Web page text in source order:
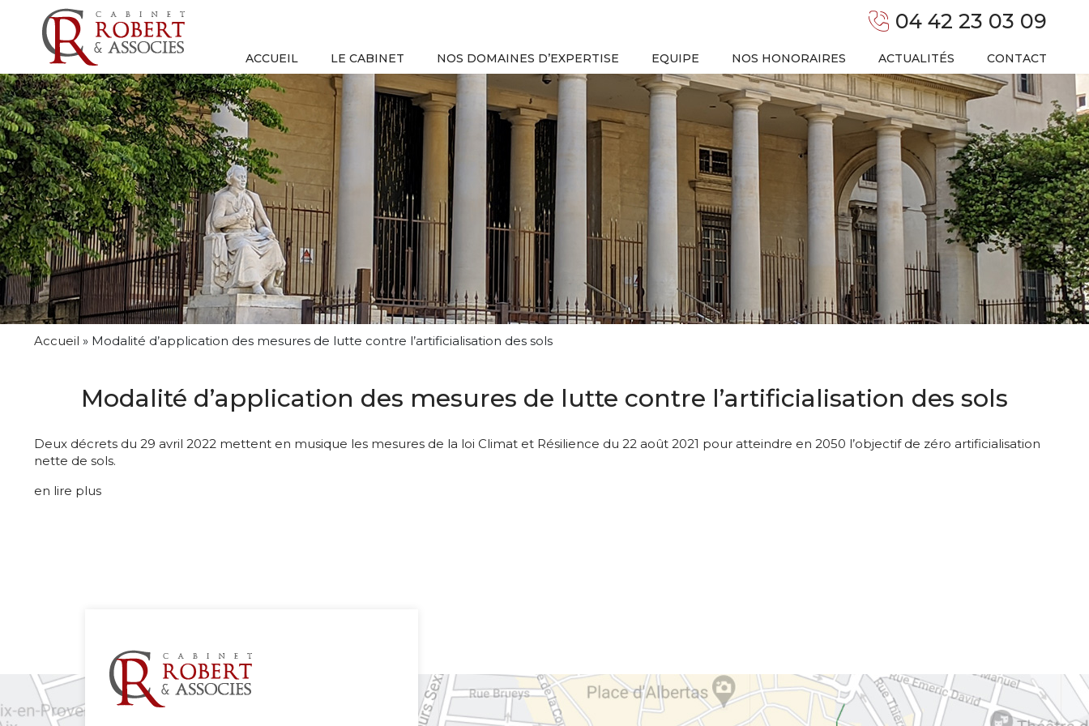
04 42 23 03 09
ACCUEIL LE CABINET NOS DOMAINES D’EXPERTISE EQUIPE NOS HONORAIRES ACTUALITÉS CONTACT
Accueil » Modalité d’application des mesures de lutte contre l’artificialisation des sols
Modalité d’application des mesures de lutte contre l’artificialisation des sols
Deux décrets du 29 avril 2022 mettent en musique les mesures de la loi Climat et Résilience du 22 août 2021 pour atteindre en 2050 l’objectif de zéro artificialisation
nette de sols.
en lire plus